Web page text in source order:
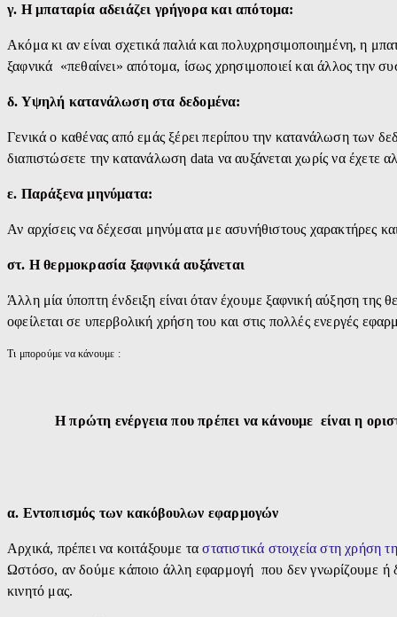
γ. Η μπαταρία αδειάζει γρήγορα και απότομα:
Ακόμα κι αν είναι σχετικά παλιά και πολυχρησιμοποιημένη, η
ξαφνικά «πεθαίνει» απότομα, ίσως χρησιμοποιεί και άλλος την
δ. Υψηλή κατανάλωση στα δεδομένα:
Γενικά ο καθένας από εμάς ξέρει περίπου την κατανάλωση των
διαπιστώσετε την κατανάλωση data να αυξάνεται χωρίς να έχετε
ε. Παράξενα μηνύματα:
Αν αρχίσεις να δέχεσαι μηνύματα με ασυνήθιστους χαρακτήρες
στ. Η θερμοκρασία ξαφνικά αυξάνεται
Άλλη μία ύποπτη ένδειξη είναι όταν έχουμε ξαφνική αύξηση της
οφείλεται σε υπερβολική χρήση του και στις πολλές ενεργές
Τι μπορούμε να κάνουμε :
Η πρώτη ενέργεια που πρέπει να κάνουμε είναι η
α. Εντοπισμός των κακόβουλων εφαρμογών
Αρχικά, πρέπει να κοιτάξουμε ταστατιστικά στοιχεία στη χρήση
Ωστόσο, αν δούμε κάποιο άλλη εφαρμογή που δεν γνωρίζουμε ή
κινητό μας.